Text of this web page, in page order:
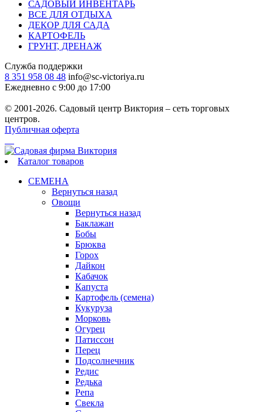
САДОВЫЙ ИНВЕНТАРЬ
ВСЕ ДЛЯ ОТДЫХА
ДЕКОР ДЛЯ САДА
КАРТОФЕЛЬ
ГРУНТ, ДРЕНАЖ
Служба поддержки
8 351 958 08 48 info@sc-victoriya.ru
Ежедневно с 9:00 до 17:00
© 2001-2026. Садовый центр Виктория – сеть торговых
центров.
Публичная оферта
Каталог товаров
СЕМЕНА
Вернуться назад
Овощи
Вернуться назад
Баклажан
Бобы
Брюква
Горох
Дайкон
Кабачок
Капуста
Картофель (семена)
Кукуруза
Морковь
Огурец
Патиссон
Перец
Подсолнечник
Редис
Редька
Репа
Свекла